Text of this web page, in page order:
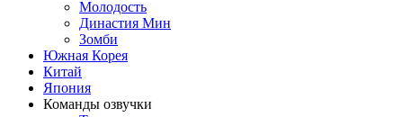
Молодость
Династия Мин
Зомби
Южная Корея
Китай
Япония
Команды озвучки